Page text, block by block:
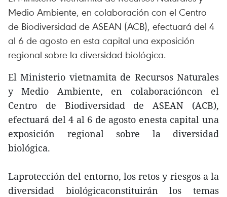
Medio Ambiente, en colaboración con el Centro
de Biodiversidad de ASEAN (ACB), efectuará del 4
al 6 de agosto en esta capital una exposición
regional sobre la diversidad biológica.
El Ministerio vietnamita de Recursos Naturales
y Medio Ambiente, en colaboracióncon el
Centro de Biodiversidad de ASEAN (ACB),
efectuará del 4 al 6 de agosto enesta capital una
exposición regional sobre la diversidad
biológica.
Laprotección del entorno, los retos y riesgos a la
diversidad biológicaconstituirán los temas